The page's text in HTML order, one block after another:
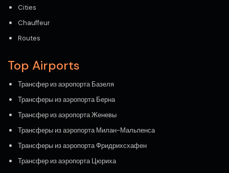
Cities
Chauffeur
Routes
Top Airports
Трансфер из аэропорта Базеля
Трансферы из аэропорта Берна
Трансфер из аэропорта Женевы
Трансферы из аэропорта Милан-Мальпенса
Трансферы из аэропорта Фридрихсхафен
Трансфер из аэропорта Цюриха